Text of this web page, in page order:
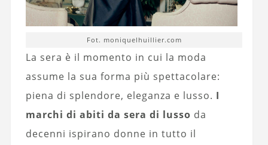
Fot. moniquelhuillier.com
La sera è il momento in cui la moda
assume la sua forma più spettacolare:
piena di splendore, eleganza e lusso. I
marchi di abiti da sera di lusso da
decenni ispirano donne in tutto il